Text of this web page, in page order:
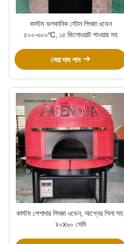
কাস্টম ভলকানিক স্টোন পিৎজা ওভেন
৫০০-৬০০℃, ১৫ কিলোওয়াট পাওয়ার সহ
সেরা দাম পান
কাস্টম পেশাদার পিৎজা ওভেন, আগ্নেয় শিলা সহ,
৪০x৬০ সেমি